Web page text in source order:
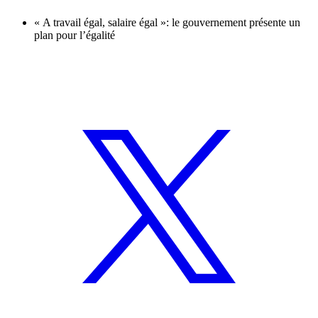
« A travail égal, salaire égal »: le gouvernement présente un
plan pour l’égalité